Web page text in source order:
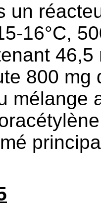
un
16°C,
800 mg
mélange